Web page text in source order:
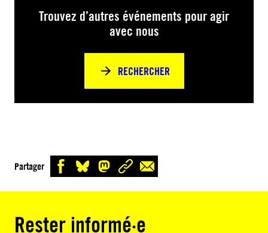
Trouvez d’autres événements pour agir
avec nous
RECHERCHER
Partager
Rester informé·e